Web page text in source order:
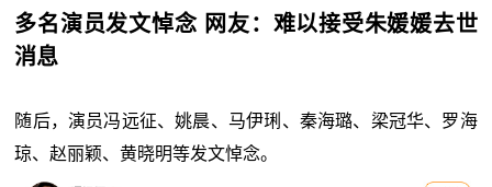
多名演员发文悼念 网友：难以接受朱媛媛去世
消息
随后，演员冯远征、姚晨、马伊琍、秦海璐、梁冠华、罗海
琼、赵丽颖、黄晓明等发文悼念。